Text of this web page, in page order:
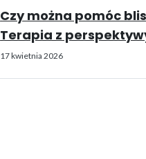
Czy można pomóc
Terapia z
17 kwietnia 2026